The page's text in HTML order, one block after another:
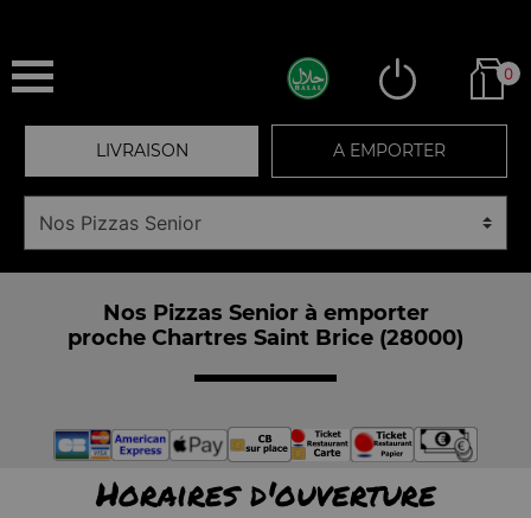
0
LIVRAISON A EMPORTER
Nos Pizzas Senior à emporter
proche Chartres Saint Brice (28000)
Horaires d'ouverture